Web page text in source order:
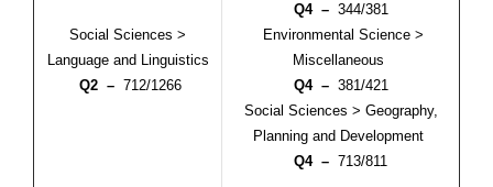
Social Sciences >
Language and Linguistics
Q2 – 712/1266
Q4 – 344/381
Environmental Science >
Miscellaneous
Q4 – 381/421
Social Sciences > Geography,
Planning and Development
Q4 – 713/811